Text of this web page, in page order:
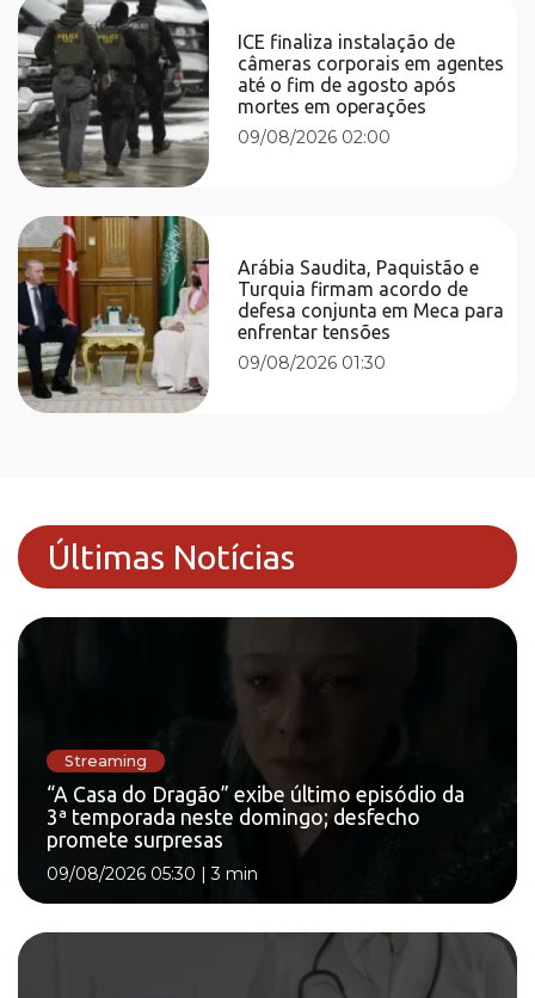
ICE finaliza instalação de
câmeras corporais em agentes
até o fim de agosto após
mortes em operações
09/08/2026 02:00
Arábia Saudita, Paquistão e
Turquia firmam acordo de
defesa conjunta em Meca para
enfrentar tensões
09/08/2026 01:30
Últimas Notícias
Streaming
“A Casa do Dragão” exibe último episódio da
3ª temporada neste domingo; desfecho
promete surpresas
09/08/2026 05:30 |3 min